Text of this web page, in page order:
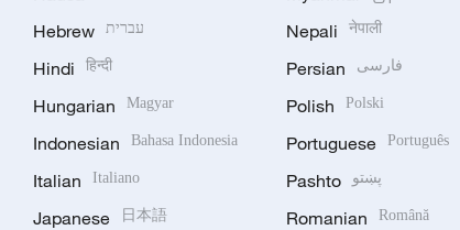
Hebrew עברית
Hindi हिन्दी
Hungarian Magyar
Indonesian Bahasa Indonesia
Italian Italiano
Japanese 日本語
Nepali नेपाली
Persian فارسی
Polish Polski
Portuguese Português
Pashto پښتو
Romanian Română